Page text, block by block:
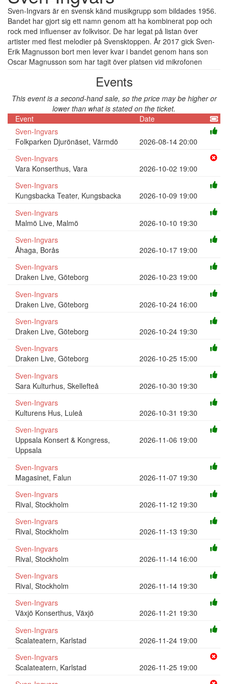
Sven-Ingvars är en svensk känd musikgrupp som bildades 1956.
Bandet har gjort sig ett namn genom att ha kombinerat pop och
rock med influenser av folkvisor. De har legat på listan över
artister med flest melodier på Svensktoppen. År 2017 gick Sven-
Erik Magnusson bort men lever kvar i bandet genom hans son
Oscar Magnusson som har tagit över platsen vid mikrofonen
Events
This event is a second-hand sale, so the price may be higher or
lower than what is stated on the ticket.
Event
Date
Sven-Ingvars
Folkparken Djurönäset, Värmdö
2026-08-14 20:00
Sven-Ingvars
Vara Konserthus, Vara
2026-10-02 19:00
Sven-Ingvars
Kungsbacka Teater, Kungsbacka
2026-10-09 19:00
Sven-Ingvars
Malmö Live, Malmö
2026-10-10 19:30
Sven-Ingvars
Åhaga, Borås
2026-10-17 19:00
Sven-Ingvars
Draken Live, Göteborg
2026-10-23 19:00
Sven-Ingvars
Draken Live, Göteborg
2026-10-24 16:00
Sven-Ingvars
Draken Live, Göteborg
2026-10-24 19:30
Sven-Ingvars
Draken Live, Göteborg
2026-10-25 15:00
Sven-Ingvars
Sara Kulturhus, Skellefteå
2026-10-30 19:30
Sven-Ingvars
Kulturens Hus, Luleå
2026-10-31 19:30
Sven-Ingvars
Uppsala Konsert & Kongress,
Uppsala
2026-11-06 19:00
Sven-Ingvars
Magasinet, Falun
2026-11-07 19:30
Sven-Ingvars
Rival, Stockholm
2026-11-12 19:30
Sven-Ingvars
Rival, Stockholm
2026-11-13 19:30
Sven-Ingvars
Rival, Stockholm
2026-11-14 16:00
Sven-Ingvars
Rival, Stockholm
2026-11-14 19:30
Sven-Ingvars
Växjö Konserthus, Växjö
2026-11-21 19:30
Sven-Ingvars
Scalateatern, Karlstad
2026-11-24 19:00
Sven-Ingvars
Scalateatern, Karlstad
2026-11-25 19:00